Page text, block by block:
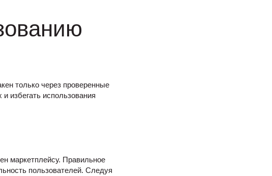
только через проверенные
избегать использования
маркетплейсу. Правильное
пользователей. Следуя